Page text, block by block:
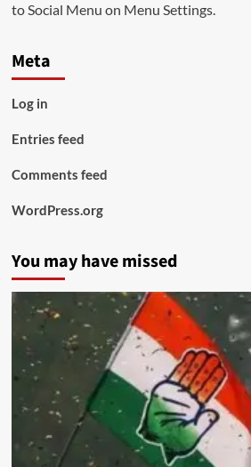
to Social Menu on Menu Settings.
Meta
Log in
Entries feed
Comments feed
WordPress.org
You may have missed